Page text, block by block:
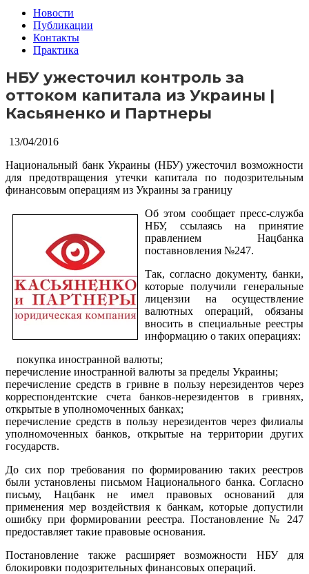
Новости
Публикации
Контакты
Практика
НБУ ужесточил контроль за
оттоком капитала из Украины |
Касьяненко и Партнеры
13/04/2016
Национальный банк Украины (НБУ) ужесточил возможности
для предотвращения утечки капитала по подозрительным
финансовым операциям из Украины за границу
Об этом сообщает пресс-служба
НБУ, ссылаясь на принятие
правлением Нацбанка
поставновления №247.
Так, согласно документу, банки,
которые получили генеральные
лицензии на осуществление
валютных операций, обязаны
вносить в специальные реестры
информацию о таких операциях:
покупка иностранной валюты;
перечисление иностранной валюты за пределы Украины;
перечисление средств в гривне в пользу нерезидентов через
корреспондентские счета банков-нерезидентов в гривнях,
открытые в уполномоченных банках;
перечисление средств в пользу нерезидентов через филиалы
уполномоченных банков, открытые на территории других
государств.
До сих пор требования по формированию таких реестров
были установлены письмом Национального банка. Согласно
письму, Нацбанк не имел правовых оснований для
применения мер воздействия к банкам, которые допустили
ошибку при формировании реестра. Постановление № 247
предоставляет такие правовые основания.
Постановление также расширяет возможности НБУ для
блокировки подозрительных финансовых операций.